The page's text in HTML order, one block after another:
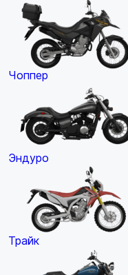
Чоппер
Эндуро
Трайк